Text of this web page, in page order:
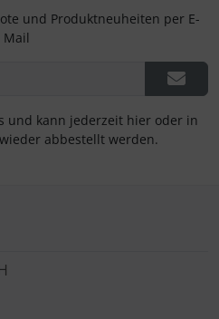
und Produktneuheiten per E-
Mail
und kann jederzeit hier oder in
abbestellt werden.